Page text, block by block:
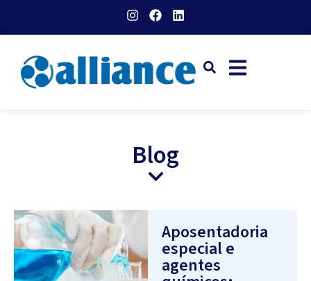
Blog
Aposentadoria
especial e
agentes